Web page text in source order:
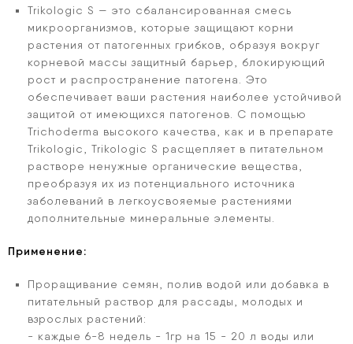
Trikologic S — это сбалансированная смесь
микроорганизмов, которые защищают корни
растения от патогенных грибков, образуя вокруг
корневой массы защитный барьер, блокирующий
рост и распространение патогена. Это
обеспечивает ваши растения наиболее устойчивой
защитой от имеющихся патогенов. С помощью
Trichoderma высокого качества, как и в препарате
Trikologic, Trikologic S расщепляет в питательном
растворе ненужные органические вещества,
преобразуя их из потенциального источника
заболеваний в легкоусвояемые растениями
дополнительные минеральные элементы.
Применение:
Проращивание семян, полив водой или добавка в
питательный раствор для рассады, молодых и
взрослых растений:
- каждые 6-8 недель - 1гр на 15 - 20 л воды или